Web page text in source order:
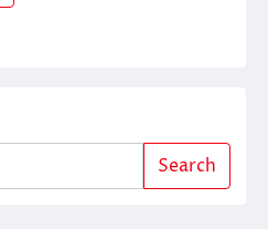
Search